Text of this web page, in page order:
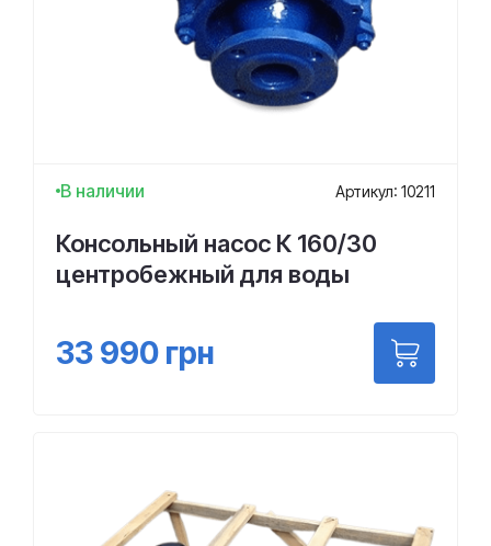
В наличии Артикул: 10211
Консольный насос К 160/30
центробежный для воды
33 990 грн